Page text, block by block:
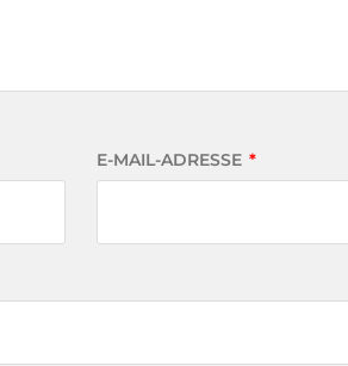
E-MAIL-ADRESSE *